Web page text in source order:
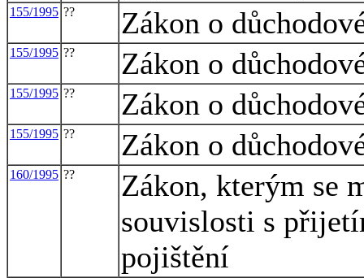
155/1995 ?? Zákon o
155/1995 ?? Zákon o
155/1995 ?? Zákon o
155/1995 ?? Zákon o
160/1995 ??
Zákon, kterým se
souvislosti s
pojištění